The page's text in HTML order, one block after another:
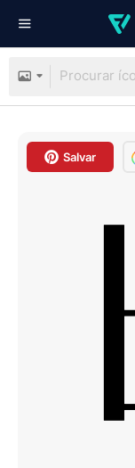
Salvar